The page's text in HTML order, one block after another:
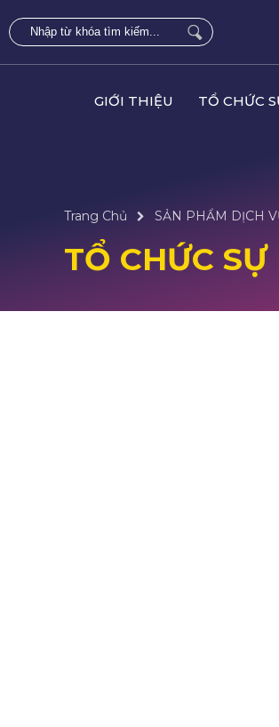
GIỚI THIỆU TỔ CHỨC
Trang Chủ SẢN PHẨM DỊCH
TỔ CHỨC